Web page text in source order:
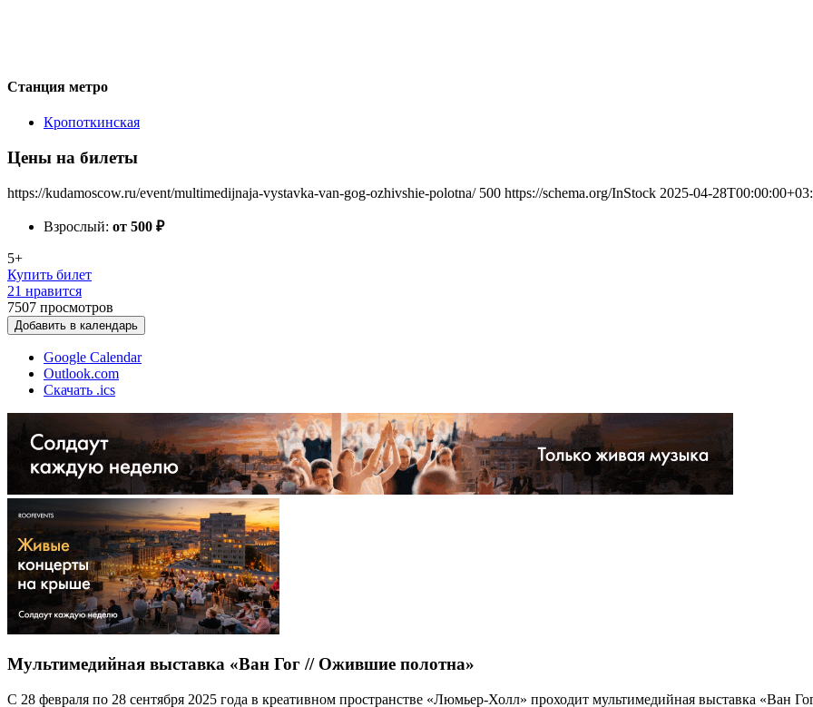
Станция метро
Кропоткинская
Цены на билеты
https://kudamoscow.ru/event/multimedijnaja-vystavka-van-gog-ozhivshie-polotna/ 500 https://schema.org/InStock 2025-04-
Взрослый: от 500 ₽
5+
Купить билет
21 нравится
7507 просмотров
Добавить в календарь
Google Calendar
Outlook.com
Скачать .ics
Мультимедийная выставка «Ван Гог // Ожившие полотна»
С 28 февраля по 28 сентября 2025 года в креативном пространстве «Люмьер-Холл» проходит мультимедийная выставка «Ван